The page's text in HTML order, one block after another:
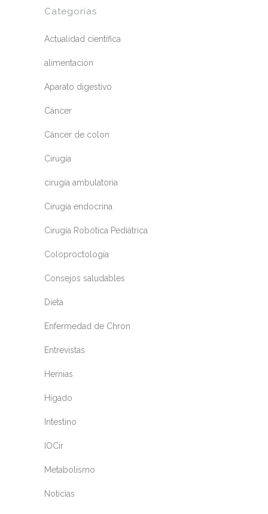
Categorías
Actualidad científica
alimentación
Aparato digestivo
Cáncer
Cáncer de colon
Cirugía
cirugía ambulatoria
Cirugía endocrina
Cirugía Robótica Pediátrica
Coloproctología
Consejos saludables
Dieta
Enfermedad de Chron
Entrevistas
Hernias
Hígado
Intestino
IOCir
Metabolismo
Noticias